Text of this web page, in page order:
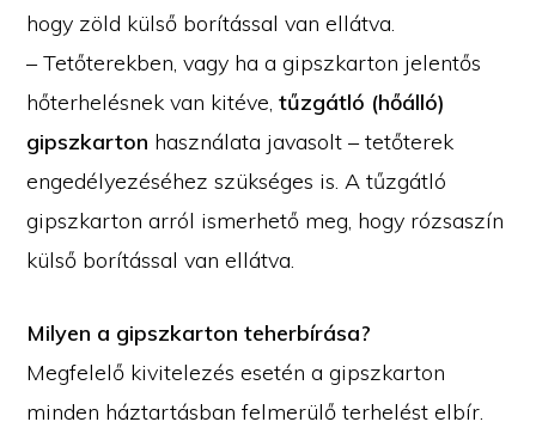
hogy zöld külső borítással van ellátva.
– Tetőterekben, vagy ha a gipszkarton jelentős
hőterhelésnek van kitéve,tűzgátló (hőálló)
gipszkarton használata javasolt – tetőterek
engedélyezéséhez szükséges is. A tűzgátló
gipszkarton arról ismerhető meg, hogy rózsaszín
külső borítással van ellátva.
Milyen a gipszkarton teherbírása?
Megfelelő kivitelezés esetén a gipszkarton
minden háztartásban felmerülő terhelést elbír.